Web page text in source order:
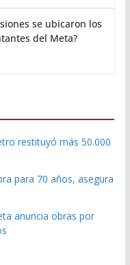
se ubicaron los
del Meta?
restituyó más 50.000
para 70 años, asegura
anuncia obras por